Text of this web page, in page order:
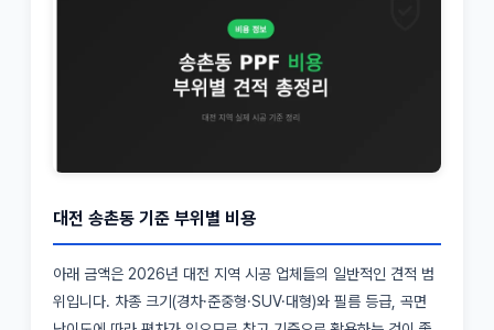
대전 송촌동 기준 부위별 비용
아래 금액은 2026년 대전 지역 시공 업체들의 일반적인 견적 범
위입니다. 차종 크기(경차·준중형·SUV·대형)와 필름 등급, 곡면